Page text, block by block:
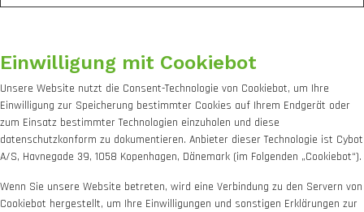
Einwilligung mit Cookiebot
Unsere Website nutzt die Consent-Technologie von Cookiebot, um Ihre
Einwilligung zur Speicherung bestimmter Cookies auf Ihrem Endgerät oder
zum Einsatz bestimmter Technologien einzuholen und diese
datenschutzkonform zu dokumentieren. Anbieter dieser Technologie ist Cybot
A/S, Havnegade 39, 1058 Kopenhagen, Dänemark (im Folgenden „Cookiebot“).
Wenn Sie unsere Website betreten, wird eine Verbindung zu den Servern von
Cookiebot hergestellt, um Ihre Einwilligungen und sonstigen Erklärungen zur